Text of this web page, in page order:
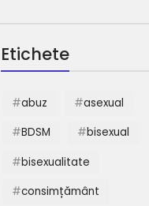
Etichete
abuz
asexual
BDSM
bisexual
bisexualitate
consimțământ